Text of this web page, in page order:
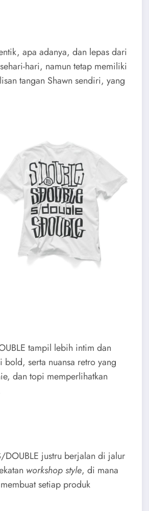
apa adanya, dan lepas dari
hari, namun tetap memiliki
tangan Shawn sendiri, yang
tampil lebih intim dan
serta nuansa retro yang
dan topi memperlihatkan
DOUBLE justru berjalan di jalur
workshop style, di mana
setiap produk